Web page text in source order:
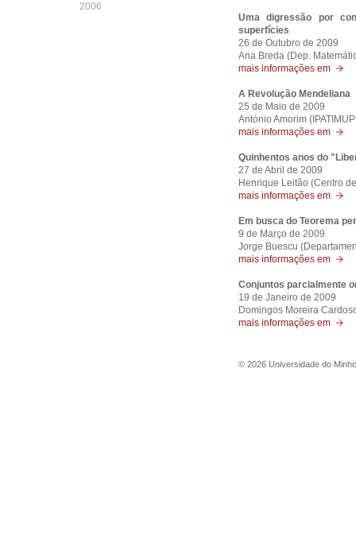
2006
Uma digressão por
superfícies
26 de Outubro de 2009
Ana Breda (Dep.
mais informações em
A Revolução Mendeliana
25 de Maio de 2009
António Amorim
mais informações em
Quinhentos anos do
27 de Abril de 2009
Henrique Leitão (Centro
mais informações em
Em busca do Teorema
9 de Março de 2009
Jorge Buescu
mais informações em
Conjuntos parcialmente
19 de Janeiro de 2009
Domingos Moreira
mais informações em
© 2026 Universidade do Minho